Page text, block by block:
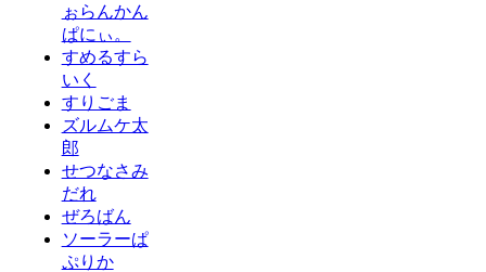
ぉらんかん
ぱにぃ。
すめるすら
いく
すりごま
ズルムケ太
郎
せつなさみ
だれ
ぜろばん
ソーラーぱ
ぷりか